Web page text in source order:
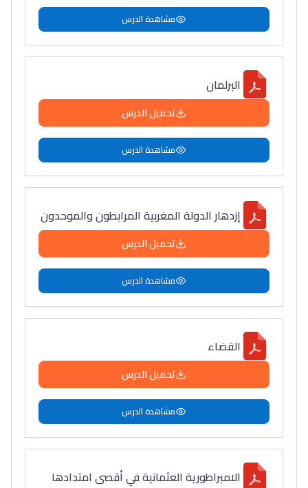
مشاهدة الدرس
البرلمان
تحميل الدرس
مشاهدة الدرس
إزدهار الدولة المغربية المرابطون والموحدون
تحميل الدرس
مشاهدة الدرس
القضاء
تحميل الدرس
مشاهدة الدرس
الامبراطورية العثمانية في أقصى امتدادها